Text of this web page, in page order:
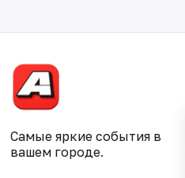
Самые яркие события в
вашем городе.